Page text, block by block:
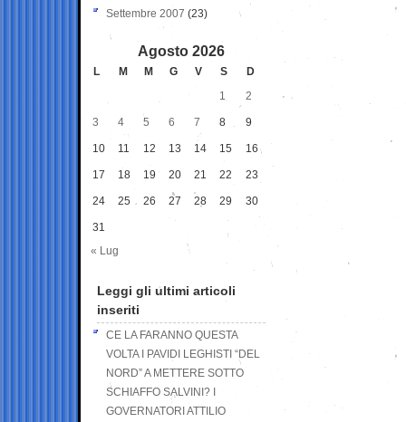
Settembre 2007 (23)
Agosto 2026
L M M G V S
D
1
2
3 4 5 6 7 8 9
10 11 12 13 14 15 16
17 18 19 20 21 22 23
24 25 26 27 28 29 30
31
« Lug
Leggi gli ultimi articoli
inseriti
CE LA FARANNO QUESTA
VOLTA I PAVIDI LEGHISTI “DEL
NORD” A METTERE SOTTO
SCHIAFFO SALVINI? I
GOVERNATORI ATTILIO